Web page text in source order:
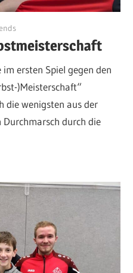
ersten Spiel gegen den
)Meisterschaft“
die wenigsten aus der
durch die